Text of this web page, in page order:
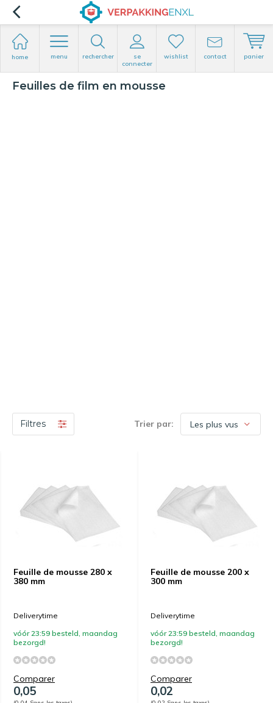
home menu rechercher
se
connecter
wishlist contact panier
Feuilles de film en mousse
Filtres Trier par:
Feuille de mousse 280 x
380 mm
Deliverytime
vóór 23:59 besteld, maandag
bezorgd!
Comparer
0,05
Feuille de mousse 200 x
300 mm
Deliverytime
vóór 23:59 besteld, maandag
bezorgd!
Comparer
0,02